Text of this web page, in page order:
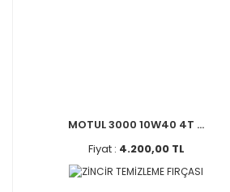
MOTUL 3000 10W40 4T ...
Fiyat : 4.200,00 TL